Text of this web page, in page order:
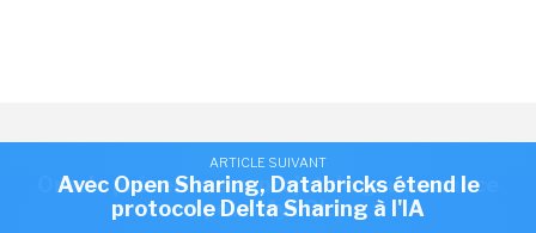
LOGICIEL / BASE DE DONNÉES
ARTICLE SUIVANT
Oracle présente son projet de gouvernance
pour MySQL
ARTICLE SUIVANT
Avec Open Sharing, Databricks étend le
protocole Delta Sharing à l'IA